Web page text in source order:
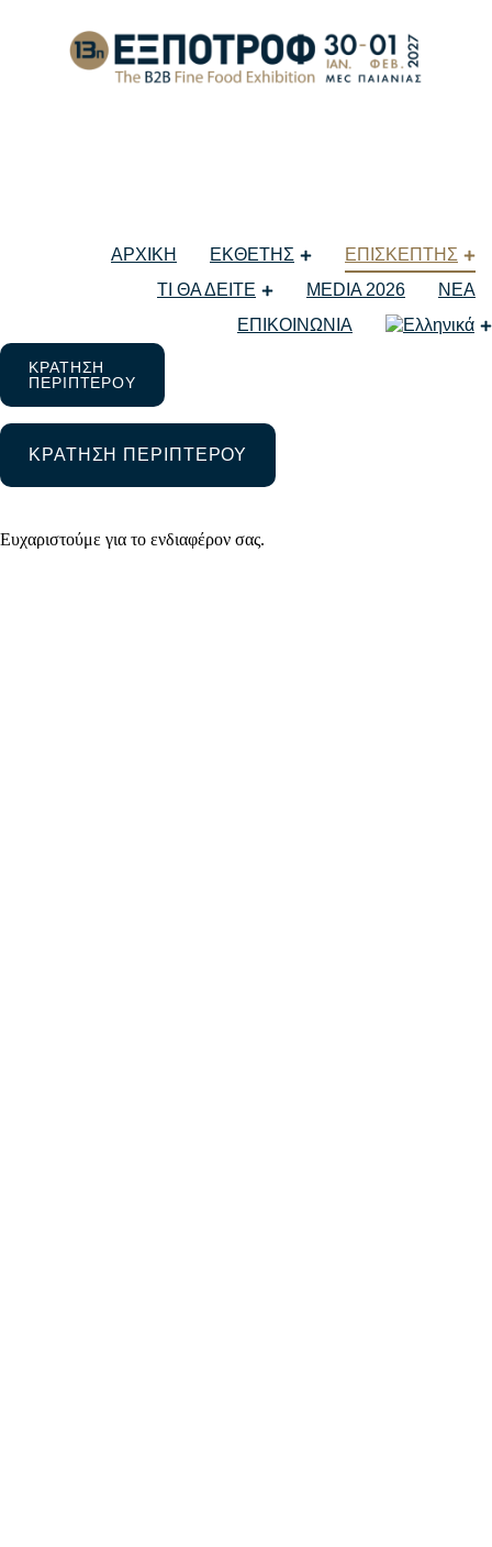
ΑΡΧΙΚΗ ΕΚΘΕΤΗΣ
ΕΠΙΣΚΕΠΤΗΣ
ΤΙ ΘΑ ΔΕΙΤΕ
MEDIA 2026
ΝΕΑ
ΕΠΙΚΟΙΝΩΝΙΑ
ΚΡΑΤΗΣΗ
ΠΕΡΙΠΤΕΡΟΥ
ΚΡΑΤΗΣΗ ΠΕΡΙΠΤΕΡΟΥ
ΠΛΗΡΟΦΟΡΙΕΣ
ΕΞΠΟΤΡΟΦ
Κάντε την εγγραφή σας στην παρακάτω φόρμα για να λάβετε
Για ιδιώτες, η τιμή εισόδου είναι 10€.
προμηθευτείτε το εισιτήριό σας εύκολα κατά την άφιξή σας στην
Με την συμπλήρωση της παρακάτω φόρμας αποδέχεστε
τους